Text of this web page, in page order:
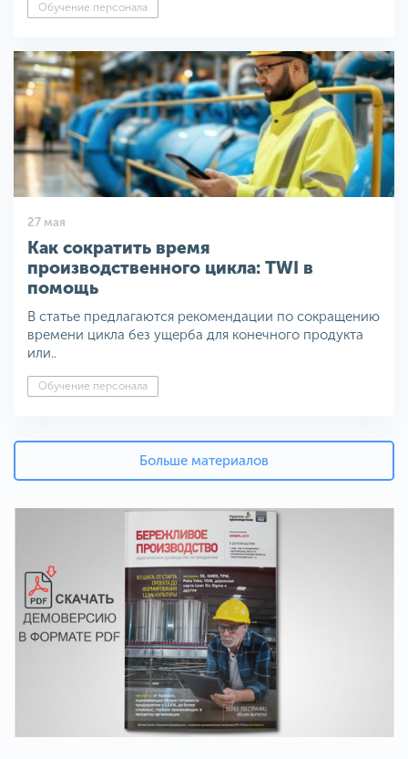
Обучение персонала
27 мая
Как сократить время
производственного цикла: TWI в
помощь
В статье предлагаются рекомендации по сокращению
времени цикла без ущерба для конечного продукта
или..
Обучение персонала
Больше материалов